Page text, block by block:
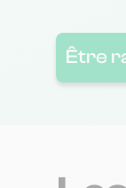
Être